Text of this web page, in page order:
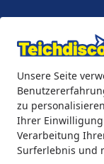
Unsere Seite
zu
Ihrer Einwilligung
Verarbeitung
Surferlebnis und
Teichprodukte
Teichprodukte